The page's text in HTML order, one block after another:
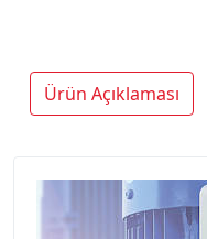
Ürün Açıklaması